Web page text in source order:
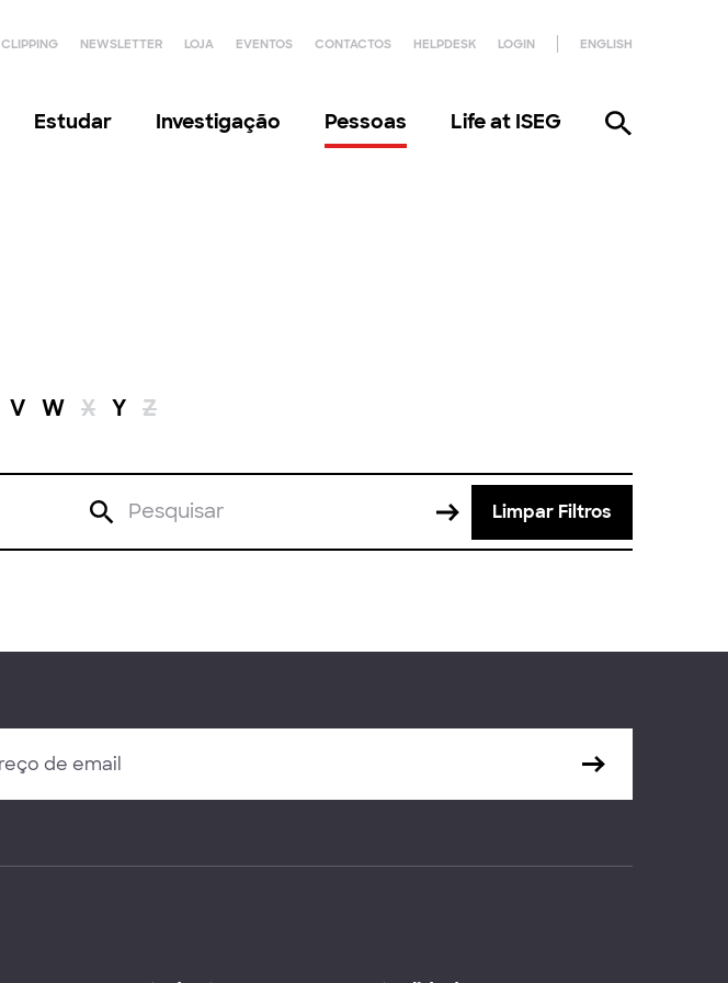
CLIPPING NEWSLETTER LOJA EVENTOS CONTACTOS HELPDESK LOGIN ENGLISH
Estudar Investigação Pessoas Life at ISEG
V W X Y Z
Limpar Filtros